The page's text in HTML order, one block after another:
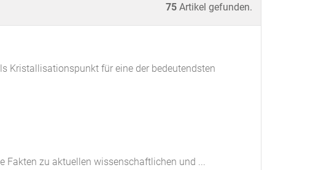
75 Artikel gefunden.
Kristallisationspunkt für eine der bedeutendsten
Fakten zu aktuellen wissenschaftlichen und ...